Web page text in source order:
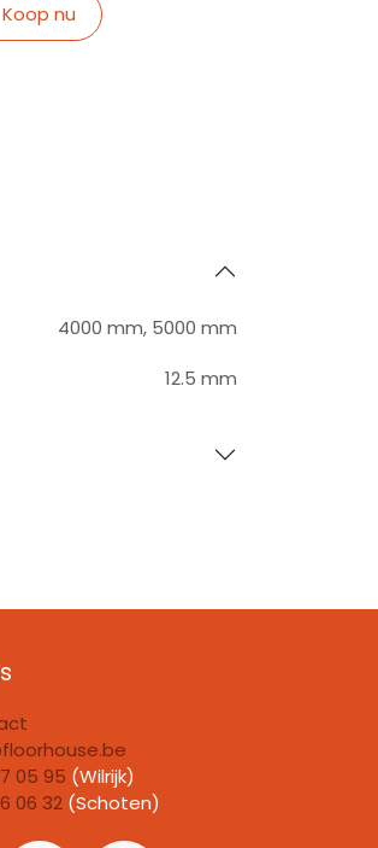
Koop nu
4000 mm, 5000 mm
12.5 mm
05 95 (Wilrijk)
06 32(Schoten)